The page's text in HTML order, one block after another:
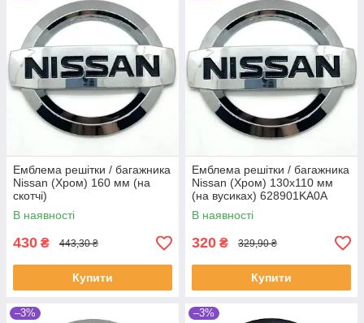
Емблема решітки / багажника
Nissan (Хром) 160 мм (на
скотчі)
В наявності
430 ₴ 443,30 ₴
Купити
Емблема решітки / багажника
Nissan (Хром) 130х110 мм
(на вусиках) 628901KA0A
В наявності
320 ₴ 329,90 ₴
Купити
–3% –3%